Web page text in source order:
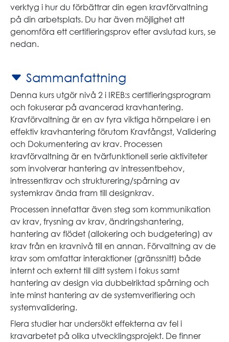
verktyg i hur du förbättrar din egen kravförvaltning
på din arbetsplats. Du har även möjlighet att
genomföra ett certifieringsprov efter avslutad kurs, se
nedan.
Sammanfattning
Denna kurs utgör nivå 2 i IREB:s certifieringsprogram
och fokuserar på avancerad kravhantering.
Kravförvaltning är en av fyra viktiga hörnpelare i en
effektiv kravhantering förutom Kravfångst, Validering
och Dokumentering av krav. Processen
kravförvaltning är en tvärfunktionell serie aktiviteter
som involverar hantering av intressentbehov,
intressentkrav och strukturering/spårning av
systemkrav ända fram till designkrav.
Processen innefattar även steg som kommunikation
av krav, frysning av krav, ändringshantering,
hantering av flödet (allokering och budgetering) av
krav från en kravnivå till en annan. Förvaltning av de
krav som omfattar interaktioner (gränssnitt) både
internt och externt till ditt system i fokus samt
hantering av design via dubbelriktad spårning och
inte minst hantering av de systemverifiering och
systemvalidering.
Flera studier har undersökt effekterna av fel i
kravarbetet på olika utvecklingsprojekt. De finner